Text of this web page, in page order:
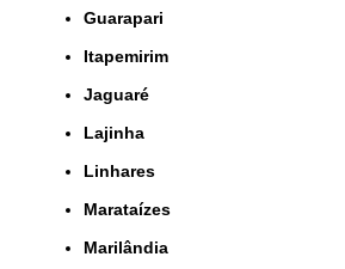
Guarapari
Itapemirim
Jaguaré
Lajinha
Linhares
Marataízes
Marilândia